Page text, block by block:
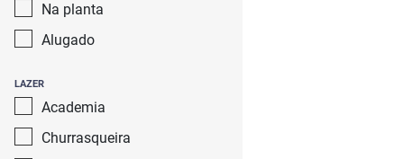
Na planta
Alugado
LAZER
Academia
Churrasqueira